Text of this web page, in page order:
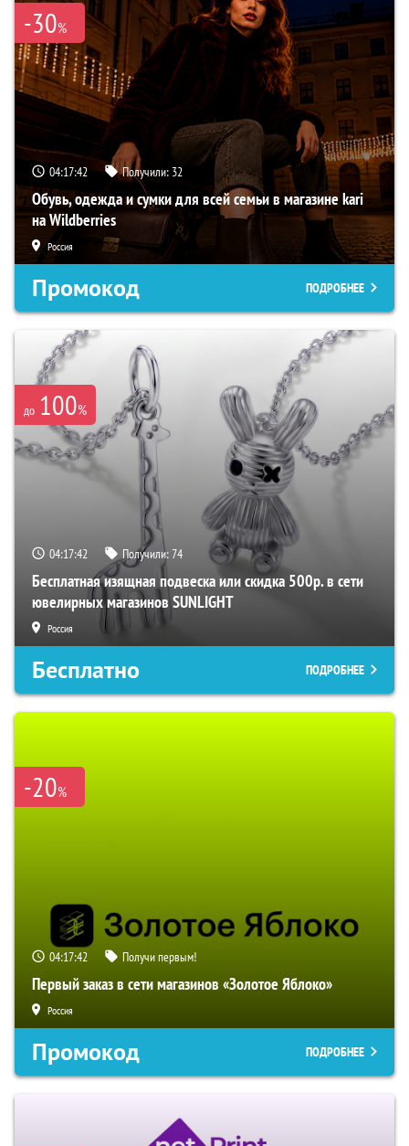
-30%
04:17:41 Получили: 32
Обувь, одежда и сумки для всей семьи в магазине kari
на Wildberries
Россия
Промокод ПОДРОБНЕЕ
до 100%
04:17:41 Получили:74
Бесплатная изящная подвеска или скидка 500р. в сети
ювелирных магазинов SUNLIGHT
Россия
Бесплатно ПОДРОБНЕЕ
-20%
04:17:41 Получи первым!
Первый заказ в сети магазинов «Золотое Яблоко»
Россия
Промокод ПОДРОБНЕЕ